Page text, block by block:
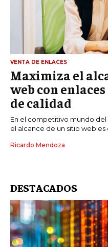
VENTA DE ENLACES
Maximiza el
web con
de calidad
En el competitivo mundo
el alcance de un sitio web es
Ricardo Mendoza
DESTACADOS